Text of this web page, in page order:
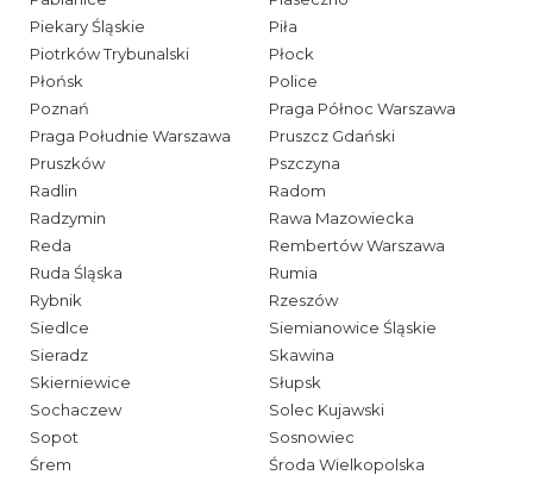
Piekary Śląskie
Piła
Piotrków Trybunalski
Płock
Płońsk
Police
Poznań
Praga Północ Warszawa
Praga Południe Warszawa
Pruszcz Gdański
Pruszków
Pszczyna
Radlin
Radom
Radzymin
Rawa Mazowiecka
Reda
Rembertów Warszawa
Ruda Śląska
Rumia
Rybnik
Rzeszów
Siedlce
Siemianowice Śląskie
Sieradz
Skawina
Skierniewice
Słupsk
Sochaczew
Solec Kujawski
Sopot
Sosnowiec
Śrem
Środa Wielkopolska